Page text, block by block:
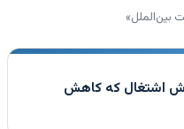
اشتغال که کاهش